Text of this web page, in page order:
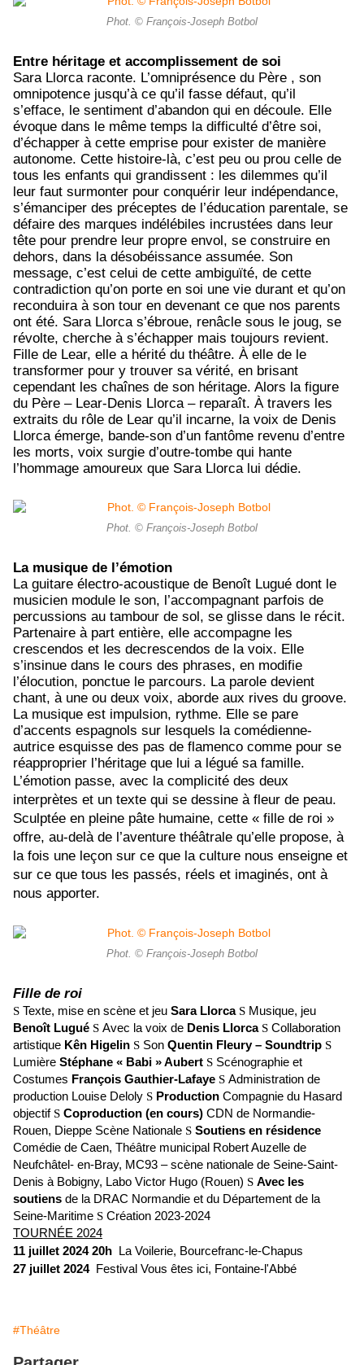
Phot. © François-Joseph Botbol
Entre héritage et accomplissement de soi
Sara Llorca raconte. L’omniprésence du Père , son
omnipotence jusqu’à ce qu’il fasse défaut, qu’il
s’efface, le sentiment d’abandon qui en découle. Elle
évoque dans le même temps la difficulté d’être soi,
d’échapper à cette emprise pour exister de manière
autonome. Cette histoire-là, c’est peu ou prou celle de
tous les enfants qui grandissent : les dilemmes qu’il
leur faut surmonter pour conquérir leur indépendance,
s’émanciper des préceptes de l’éducation parentale, se
défaire des marques indélébiles incrustées dans leur
tête pour prendre leur propre envol, se construire en
dehors, dans la désobéissance assumée. Son
message, c’est celui de cette ambiguïté, de cette
contradiction qu’on porte en soi une vie durant et qu’on
reconduira à son tour en devenant ce que nos parents
ont été. Sara Llorca s’ébroue, renâcle sous le joug, se
révolte, cherche à s’échapper mais toujours revient.
Fille de Lear, elle a hérité du théâtre. À elle de le
transformer pour y trouver sa vérité, en brisant
cependant les chaînes de son héritage. Alors la figure
du Père – Lear-Denis Llorca – reparaît. À travers les
extraits du rôle de Lear qu’il incarne, la voix de Denis
Llorca émerge, bande-son d’un fantôme revenu d’entre
les morts, voix surgie d’outre-tombe qui hante
l’hommage amoureux que Sara Llorca lui dédie.
Phot. © François-Joseph Botbol
La musique de l’émotion
La guitare électro-acoustique de Benoît Lugué dont le
musicien module le son, l’accompagnant parfois de
percussions au tambour de sol, se glisse dans le récit.
Partenaire à part entière, elle accompagne les
crescendos et les decrescendos de la voix. Elle
s’insinue dans le cours des phrases, en modifie
l’élocution, ponctue le parcours. La parole devient
chant, à une ou deux voix, aborde aux rives du groove.
La musique est impulsion, rythme. Elle se pare
d’accents espagnols sur lesquels la comédienne-
autrice esquisse des pas de flamenco comme pour se
réapproprier l’héritage que lui a légué sa famille.
L’émotion passe, avec la complicité des deux
interprètes et un texte qui se dessine à fleur de peau.
Sculptée en pleine pâte humaine, cette « fille de roi »
offre, au-delà de l’aventure théâtrale qu’elle propose, à
la fois une leçon sur ce que la culture nous enseigne et
sur ce que tous les passés, réels et imaginés, ont à
nous apporter.
Phot. © François-Joseph Botbol
Fille de roi
S Texte, mise en scène et jeu Sara LlorcaS Musique, jeu
Benoît Lugué S Avec la voix de Denis LlorcaS Collaboration
artistique Kên Higelin S Son Quentin Fleury – Soundtrip S
Lumière Stéphane « Babi » Aubert S Scénographie et
Costumes François Gauthier-Lafaye S Administration de
production Louise Deloly S Production Compagnie du Hasard
objectif S Coproduction (en cours) CDN de Normandie-
Rouen, Dieppe Scène Nationale S Soutiens en résidence
Comédie de Caen, Théâtre municipal Robert Auzelle de
Neufchâtel- en-Bray, MC93 – scène nationale de Seine-Saint-
Denis à Bobigny, Labo Victor Hugo (Rouen) S Avec les
soutiens de la DRAC Normandie et du Département de la
Seine-Maritime S Création 2023-2024
TOURNÉE 2024
11 juillet 202420h La Voilerie, Bourcefranc-le-Chapus
27 juillet 2024 Festival Vous êtes ici, Fontaine-l'Abbé
#Théâtre